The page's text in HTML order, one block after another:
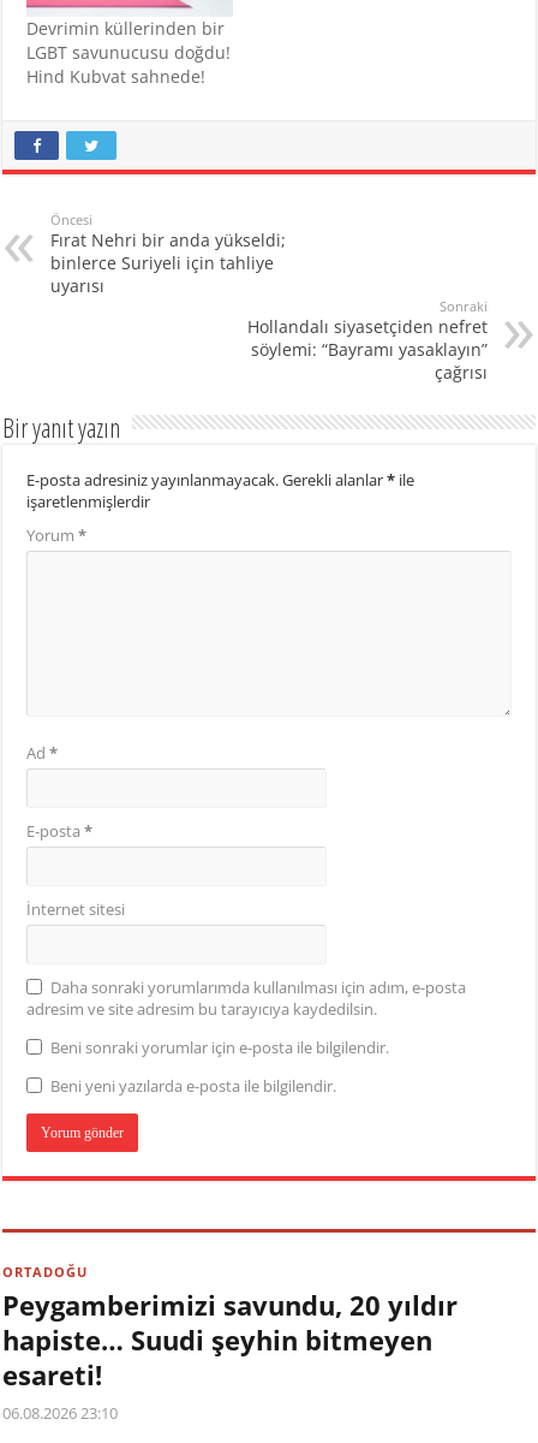
Devrimin küllerinden bir
LGBT savunucusu doğdu!
Hind Kubvat sahnede!
Öncesi
Fırat Nehri bir anda yükseldi;
binlerce Suriyeli için tahliye
uyarısı
Sonraki
Hollandalı siyasetçiden nefret
söylemi: “Bayramı yasaklayın”
çağrısı
Bir yanıt yazın
E-posta adresiniz yayınlanmayacak.Gerekli alanlar* ile
işaretlenmişlerdir
Yorum*
Ad*
E-posta*
İnternet sitesi
Daha sonraki yorumlarımda kullanılması için adım, e-posta
adresim ve site adresim bu tarayıcıya kaydedilsin.
Beni sonraki yorumlar için e-posta ile bilgilendir.
Beni yeni yazılarda e-posta ile bilgilendir.
ORTADOĞU
Peygamberimizi savundu, 20 yıldır
hapiste… Suudi şeyhin bitmeyen
esareti!
06.08.2026 23:10